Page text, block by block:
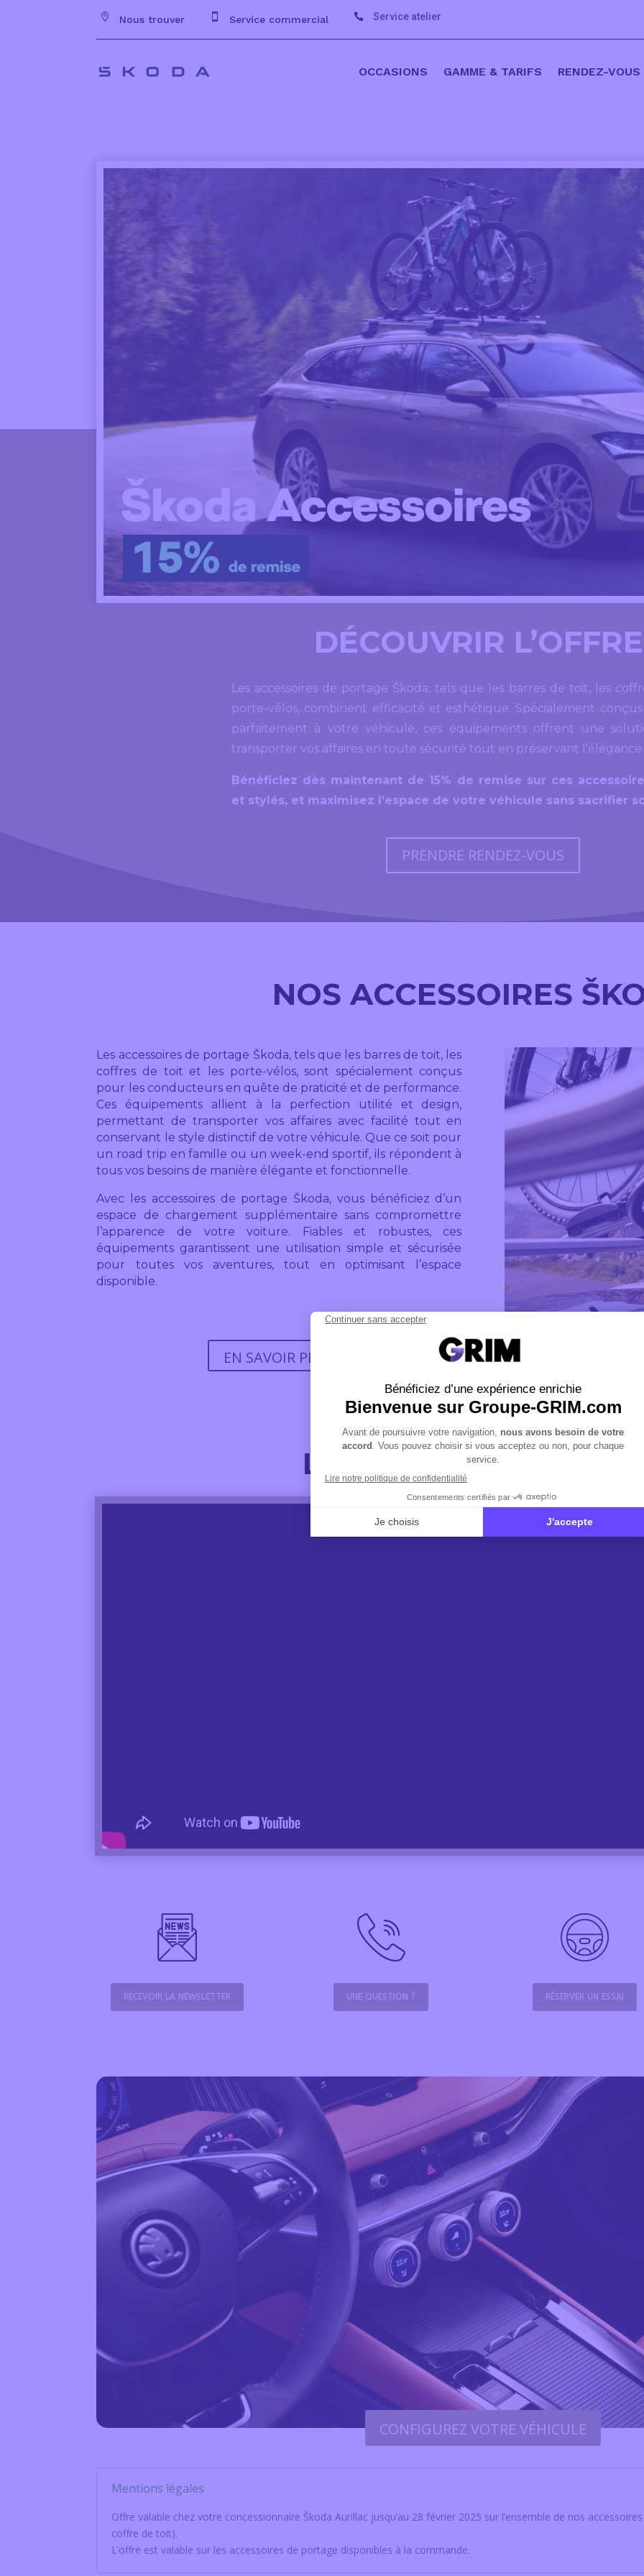
 Nous trouver  Service commercial  Service atelier
OCCASIONS GAMME & TARIFS RENDEZ-VOUS
DÉCOUVRIR
Les accessoires de portage Škoda, tels que les barres de toit, les
porte-vélos, combinent efficacité et esthétique. Spécialement
parfaitement à votre véhicule, ces équipements offrent une
transporter vos affaires en toute sécurité tout en préservant
Bénéficiez dès maintenant de 15% de remise sur ces
et stylés, et maximisez l’espace de votre véhicule sans sacrifier
PRENDRE RENDEZ-VOUS
NOS ACCESSOIRES
Les accessoires de portage Škoda, tels que les barres de toit, les
coffres de toit et les porte-vélos, sont spécialement conçus
pour les conducteurs en quête de praticité et de performance.
Ces équipements allient à la perfection utilité et design,
permettant de transporter vos affaires avec facilité tout en
conservant le style distinctif de votre véhicule. Que ce soit pour
un road trip en famille ou un week-end sportif, ils répondent à
tous vos besoins de manière élégante et fonctionnelle.
Avec les accessoires de portage Škoda, vous bénéficiez d’un
espace de chargement supplémentaire sans compromettre
l’apparence de votre voiture. Fiables et robustes, ces
équipements garantissent une utilisation simple et sécurisée
pour toutes vos aventures, tout en optimisant l’espace
disponible.
EN SAVOIR PLUS
LA ROUTE POUR
RECEVOIR LA NEWSLETTER UNE QUESTION ? RÉSERVER UN ESSAI
CONFIGUREZ VOTRE VÉHICULE
Mentions légales
Offre valable chez votre concessionnaire ŠkodaAurillac jusqu’au 28 février 2025 sur l’ensemble de nos
coffre de toit).
L’offre est valable sur les accessoires de portage disponibles à la commande.